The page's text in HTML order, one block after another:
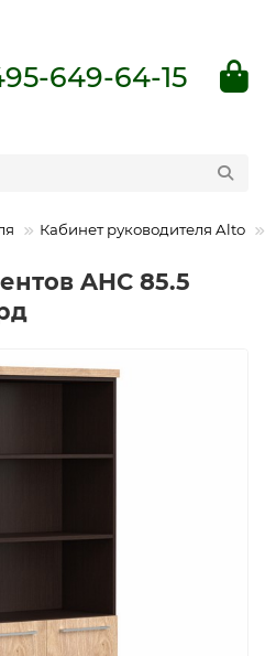
649-64-15
Кабинет руководителя Alto
AHC 85.5